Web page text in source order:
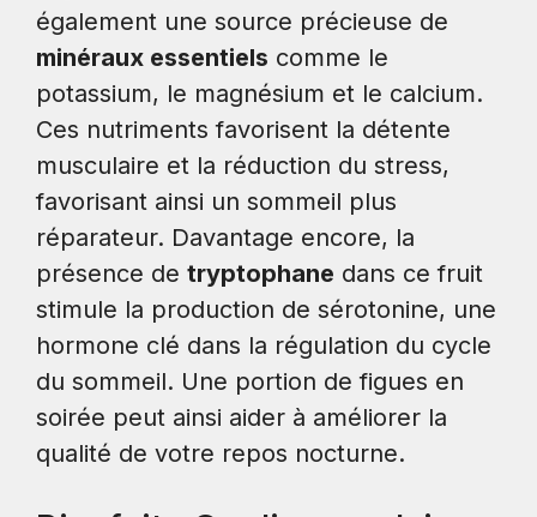
également une source précieuse de
minéraux essentiels comme le
potassium, le magnésium et le calcium.
Ces nutriments favorisent la détente
musculaire et la réduction du stress,
favorisant ainsi un sommeil plus
réparateur. Davantage encore, la
présence de tryptophane dans ce fruit
stimule la production de sérotonine, une
hormone clé dans la régulation du cycle
du sommeil. Une portion de figues en
soirée peut ainsi aider à améliorer la
qualité de votre repos nocturne.